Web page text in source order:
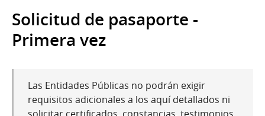
Solicitud de pasaporte -
Primera vez
Las Entidades Públicas no podrán exigir
requisitos adicionales a los aquí detallados ni